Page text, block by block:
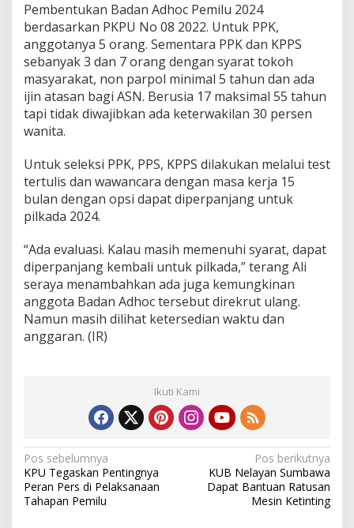
e
r
k
r
a
k
a
t
e
h
a
n
N
o
v
Pembentukan Badan Adhoc Pemilu 2024
berdasarkan PKPU No 08 2022. Untuk PPK,
anggotanya 5 orang. Sementara PPK dan KPPS
sebanyak 3 dan 7 orang dengan syarat tokoh
masyarakat, non parpol minimal 5 tahun dan ada
ijin atasan bagi ASN. Berusia 17 maksimal 55 tahun
tapi tidak diwajibkan ada keterwakilan 30 persen
wanita.
Untuk seleksi PPK, PPS, KPPS dilakukan melalui test
tertulis dan wawancara dengan masa kerja 15
bulan dengan opsi dapat diperpanjang untuk
pilkada 2024.
“Ada evaluasi. Kalau masih memenuhi syarat, dapat
diperpanjang kembali untuk pilkada,” terang Ali
seraya menambahkan ada juga kemungkinan
anggota Badan Adhoc tersebut direkrut ulang.
Namun masih dilihat ketersedian waktu dan
anggaran. (IR)
Ikuti Kami
N
a
v
Pos sebelumnya
KPU Tegaskan Pentingnya
Peran Pers di Pelaksanaan
Tahapan Pemilu
Pos berikutnya
KUB Nelayan Sumbawa
Dapat Bantuan Ratusan
Mesin Ketinting